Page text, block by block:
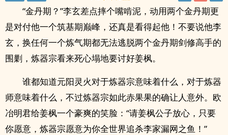
“金丹期？”李玄差点摔个嘴啃泥，动用两个金丹期更
是对付他一个筑基期巅峰，还真是看得起他！不要说他李
玄，换任何一个炼气期都无法逃脱两个金丹期剑修高手的
围剿，炼器宗看来死心塌地要讨好姜枫。
谁都知道元阳灵火对于炼器宗意味着什么，对于炼器
师意味着什么，不过炼器宗如此赤果果的确让人意外。欧
冶明君给姜枫一个豪爽的笑脸：“请姜枫公子放心，只要
你愿意，炼器宗愿意为你全世界追杀李家漏网之鱼！”